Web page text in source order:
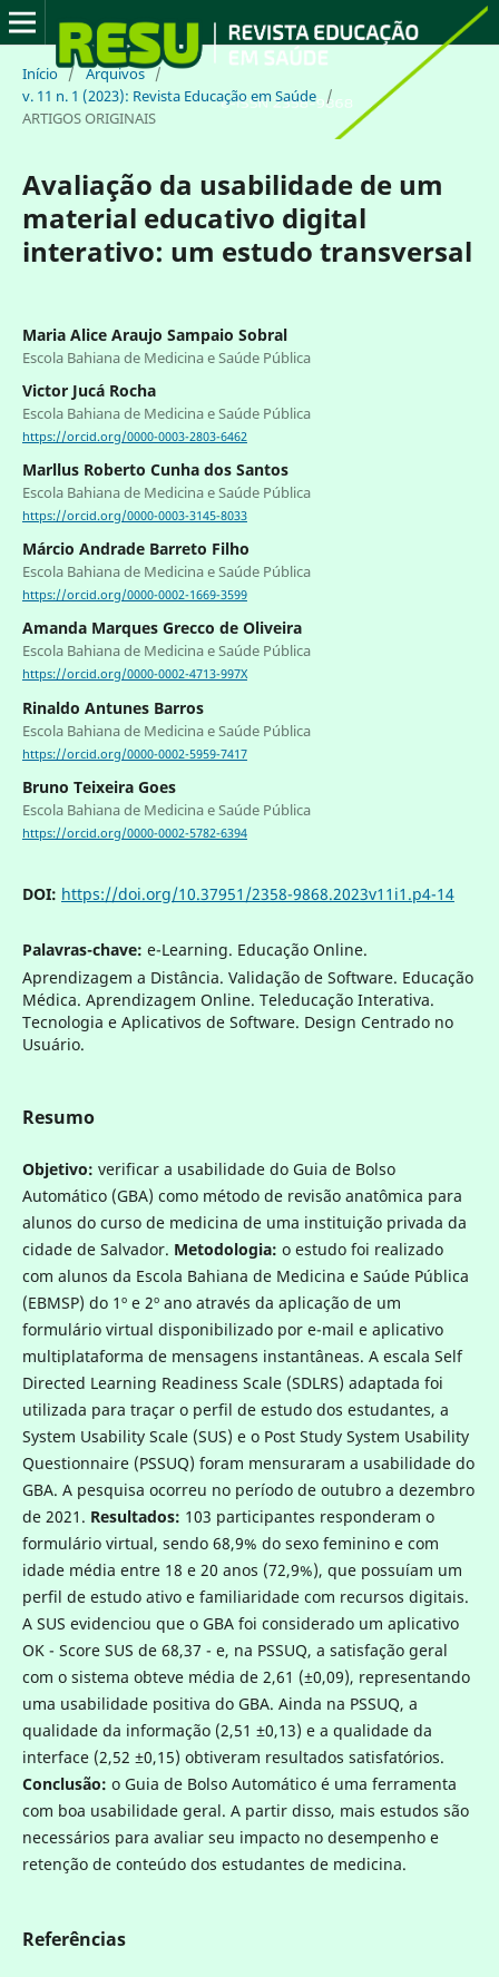
Início / Arquivos /
v. 11 n. 1 (2023): Revista Educação em Saúde /
ARTIGOS ORIGINAIS
Avaliação da usabilidade de um
material educativo digital
interativo: um estudo transversal
Maria Alice Araujo Sampaio Sobral
Escola Bahiana de Medicina e Saúde Pública
Victor Jucá Rocha
Escola Bahiana de Medicina e Saúde Pública
https://orcid.org/0000-0003-2803-6462
Marllus Roberto Cunha dos Santos
Escola Bahiana de Medicina e Saúde Pública
https://orcid.org/0000-0003-3145-8033
Márcio Andrade Barreto Filho
Escola Bahiana de Medicina e Saúde Pública
https://orcid.org/0000-0002-1669-3599
Amanda Marques Grecco de Oliveira
Escola Bahiana de Medicina e Saúde Pública
https://orcid.org/0000-0002-4713-997X
Rinaldo Antunes Barros
Escola Bahiana de Medicina e Saúde Pública
https://orcid.org/0000-0002-5959-7417
Bruno Teixeira Goes
Escola Bahiana de Medicina e Saúde Pública
https://orcid.org/0000-0002-5782-6394
DOI: https://doi.org/10.37951/2358-9868.2023v11i1.p4-14
Palavras-chave: e-Learning. Educação Online.
Aprendizagem a Distância. Validação de Software. Educação
Médica. Aprendizagem Online. Teleducação Interativa.
Tecnologia e Aplicativos de Software. Design Centrado no
Usuário.
Resumo
Objetivo: verificar a usabilidade do Guia de Bolso
Automático (GBA) como método de revisão anatômica para
alunos do curso de medicina de uma instituição privada da
cidade de Salvador. Metodologia: o estudo foi realizado
com alunos da Escola Bahiana de Medicina e Saúde Pública
(EBMSP) do 1º e 2º ano através da aplicação de um
formulário virtual disponibilizado por e-mail e aplicativo
multiplataforma de mensagens instantâneas. A escala Self
Directed Learning Readiness Scale (SDLRS) adaptada foi
utilizada para traçar o perfil de estudo dos estudantes, a
System Usability Scale (SUS) e o Post Study System Usability
Questionnaire (PSSUQ) foram mensuraram a usabilidade do
GBA. A pesquisa ocorreu no período de outubro a dezembro
de 2021. Resultados: 103 participantes responderam o
formulário virtual, sendo 68,9% do sexo feminino e com
idade média entre 18 e 20 anos (72,9%), que possuíam um
perfil de estudo ativo e familiaridade com recursos digitais.
A SUS evidenciou que o GBA foi considerado um aplicativo
OK - Score SUS de 68,37 - e, na PSSUQ, a satisfação geral
com o sistema obteve média de 2,61 (±0,09), representando
uma usabilidade positiva do GBA. Ainda na PSSUQ, a
qualidade da informação (2,51 ±0,13) e a qualidade da
interface (2,52 ±0,15) obtiveram resultados satisfatórios.
Conclusão: o Guia de Bolso Automático é uma ferramenta
com boa usabilidade geral. A partir disso, mais estudos são
necessários para avaliar seu impacto no desempenho e
retenção de conteúdo dos estudantes de medicina.
Referências